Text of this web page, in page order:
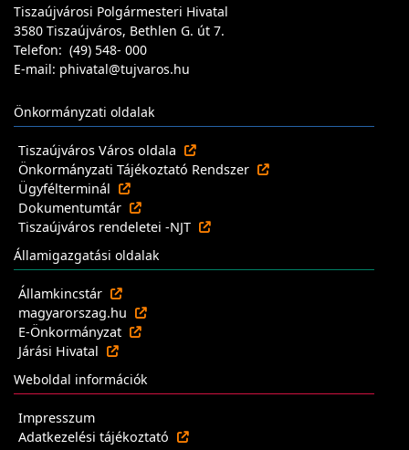
Tiszaújvárosi Polgármesteri Hivatal
3580 Tiszaújváros, Bethlen G. út 7.
Telefon: (49) 548- 000
E-mail: phivatal@tujvaros.hu
Önkormányzati oldalak
Tiszaújváros Város oldala
Önkormányzati Tájékoztató Rendszer
Ügyfélterminál
Dokumentumtár
Tiszaújváros rendeletei -NJT
Államigazgatási oldalak
Államkincstár
magyarorszag.hu
E-Önkormányzat
Járási Hivatal
Weboldal információk
Impresszum
Adatkezelési tájékoztató